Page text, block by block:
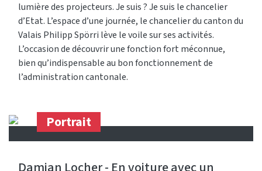
lumière des projecteurs. Je suis ? Je suis le chancelier
d’Etat. L’espace d’une journée, le chancelier du canton du
Valais Philipp Spörri lève le voile sur ses activités.
L’occasion de découvrir une fonction fort méconnue,
bien qu’indispensable au bon fonctionnement de
l’administration cantonale.
Portrait
Damian Locher - En voiture avec un